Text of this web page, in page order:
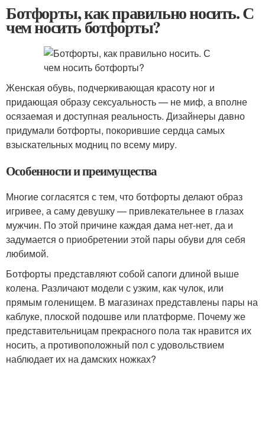
Ботфорты, как правильно носить. С
чем носить ботфорты?
Женская обувь, подчеркивающая красоту ног и
придающая образу сексуальность — не миф, а вполне
осязаемая и доступная реальность. Дизайнеры давно
придумали ботфорты, покорившие сердца самых
взыскательных модниц по всему миру.
Особенности и преимущества
Многие согласятся с тем, что ботфорты делают образ
игривее, а саму девушку — привлекательнее в глазах
мужчин. По этой причине каждая дама нет-нет, да и
задумается о приобретении этой пары обуви для себя
любимой.
Ботфорты представляют собой сапоги длиной выше
колена. Различают модели с узким, как чулок, или
прямым голенищем. В магазинах представлены пары на
каблуке, плоской подошве или платформе. Почему же
представительницам прекрасного пола так нравится их
носить, а противоположный пол с удовольствием
наблюдает их на дамских ножках?